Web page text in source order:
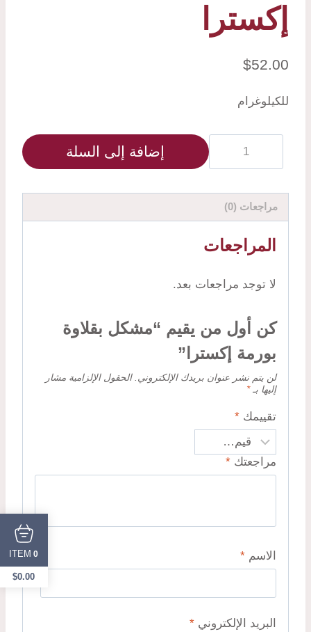
إكسترا
$52.00
للكيلوغرام
إضافة إلى السلة
مراجعات (0)
المراجعات
لا توجد مراجعات بعد.
كن أول من يقيم “مشكل بقلاوة
بورمة إكسترا”
لن يتم نشر عنوان بريدك الإلكتروني. الحقول الإلزامية مشار
إليها بـ*
تقييمك *
مراجعتك *
الاسم *
البريد الإلكتروني *
0
ITEM
$0.00